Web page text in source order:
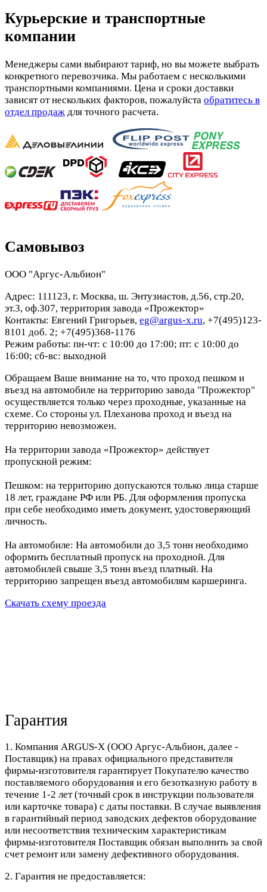
Курьерские и транспортные
компании
Менеджеры сами выбирают тариф, но вы можете выбрать
конкретного перевозчика. Мы работаем с несколькими
транспортными компаниями. Цена и сроки доставки
зависят от нескольких факторов, пожалуйста обратитесь в
отдел продаж для точного расчета.
Самовывоз
ООО "Аргус-Альбион"
Адрес: 111123, г. Москва, ш. Энтузиастов, д.56, стр.20,
эт.3, оф.307, территория завода «Прожектор»
Контакты: Евгений Григорьев, eg@argus-x.ru, +7(495)123-
8101 доб. 2; +7(495)368-1176
Режим работы: пн-чт: с 10:00 до 17:00; пт: с 10:00 до
16:00; сб-вс: выходной
Обращаем Ваше внимание на то, что проход пешком и
въезд на автомобиле на территорию завода "Прожектор"
осуществляется только через проходные, указанные на
схеме. Со стороны ул. Плеханова проход и въезд на
территорию невозможен.
На территории завода «Прожектор» действует
пропускной режим:
Пешком: на территорию допускаются только лица старше
18 лет, граждане РФ или РБ. Для оформления пропуска
при себе необходимо иметь документ, удостоверяющий
личность.
На автомобиле: На автомобили до 3,5 тонн необходимо
оформить бесплатный пропуск на проходной. Для
автомобилей свыше 3,5 тонн въезд платный. На
территорию запрещен въезд автомобилям каршеринга.
Скачать схему проезда
Гарантия
1. Компания ARGUS-X (ООО Аргус-Альбион, далее -
Поставщик) на правах официального представителя
фирмы-изготовителя гарантирует Покупателю качество
поставляемого оборудования и его безотказную работу в
течение 1-2 лет (точный срок в инструкции пользователя
или карточке товара) с даты поставки. В случае выявления
в гарантийный период заводских дефектов оборудование
или несоответствия техническим характеристикам
фирмы-изготовителя Поставщик обязан выполнить за свой
счет ремонт или замену дефективного оборудования.
2. Гарантия не предоставляется: